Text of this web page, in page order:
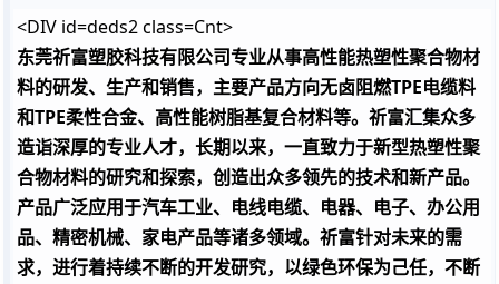
<DIV id=deds2 class=Cnt>
东莞祈富塑胶科技有限公司专业从事高性能热塑性聚合物材
料的研发、生产和销售，主要产品方向无卤阻燃TPE电缆料
和TPE柔性合金、高性能树脂基复合材料等。祈富汇集众多
造诣深厚的专业人才，长期以来，一直致力于新型热塑性聚
合物材料的研究和探索，创造出众多领先的技术和新产品。
产品广泛应用于汽车工业、电线电缆、电器、电子、办公用
品、精密机械、家电产品等诸多领域。祈富针对未来的需
求，进行着持续不断的开发研究，以绿色环保为己任，不断